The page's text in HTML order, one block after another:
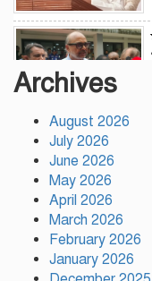
Archives
August 2026
July 2026
June 2026
May 2026
April 2026
March 2026
February 2026
January 2026